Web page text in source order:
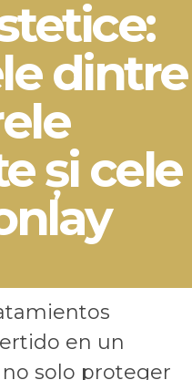
dintre
și cele
en un
solo proteger